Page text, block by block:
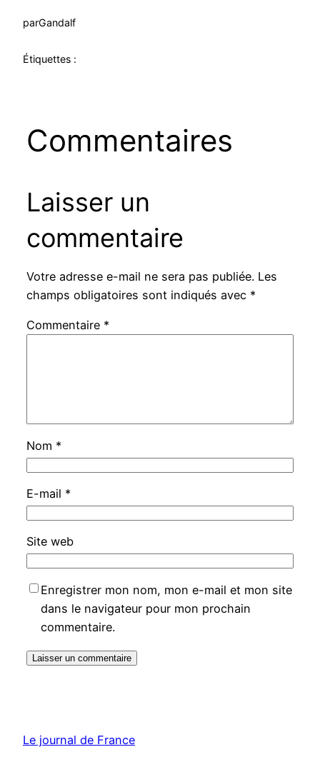
parGandalf
Étiquettes :
Commentaires
Laisser un
commentaire
Votre adresse e-mail ne sera pas publiée. Les
champs obligatoires sont indiqués avec *
Commentaire *
Nom *
E-mail *
Site web
Enregistrer mon nom, mon e-mail et mon site
dans le navigateur pour mon prochain
commentaire.
Le journal de France